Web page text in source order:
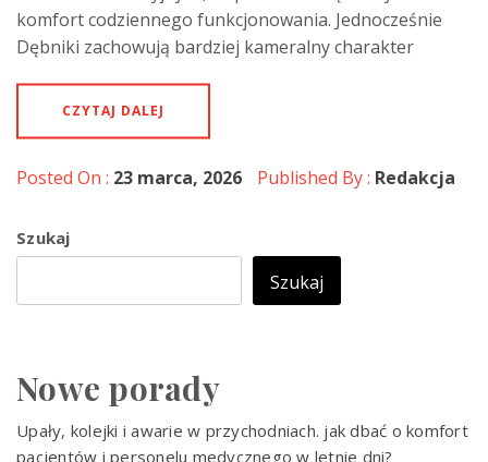
komfort codziennego funkcjonowania. Jednocześnie
Dębniki zachowują bardziej kameralny charakter
CZYTAJ DALEJ
Posted On : 23 marca, 2026 Published By : Redakcja
Szukaj
Szukaj
Nowe porady
Upały, kolejki i awarie w przychodniach. jak dbać o komfort
pacjentów i personelu medycznego w letnie dni?